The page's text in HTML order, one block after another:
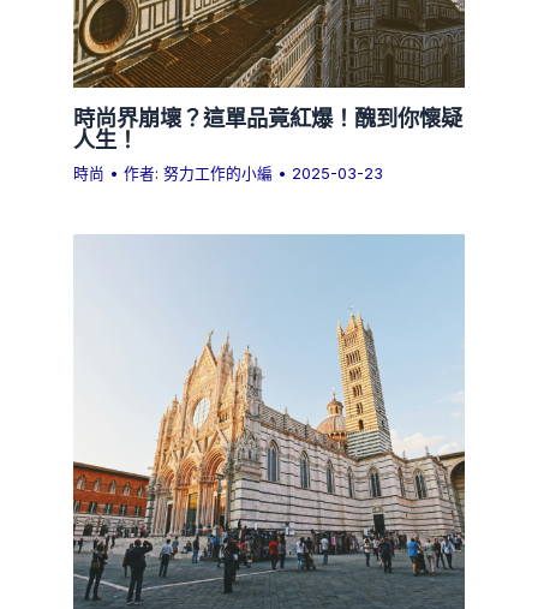
時尚界崩壞？這單品竟紅爆！醜到你懷疑
人生！
時尚 • 作者:努力工作的小編 • 2025-03-23